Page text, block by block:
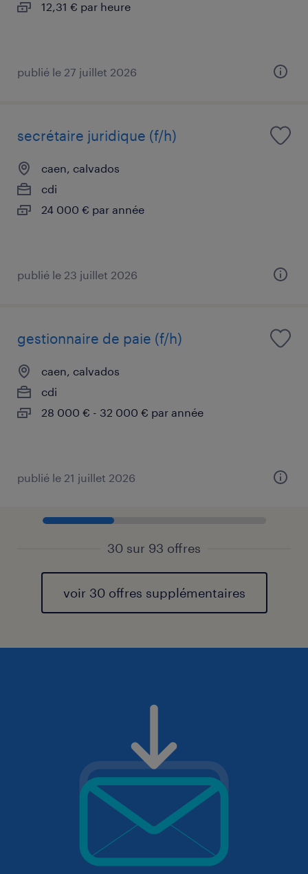
12,31 € par heure
publié le 27 juillet 2026
secrétaire juridique (f/h)
caen, calvados
cdi
24 000 € par année
publié le 23 juillet 2026
gestionnaire de paie (f/h)
caen, calvados
cdi
28 000 € - 32 000 € par année
publié le 21 juillet 2026
30 sur 93 offres
voir 30 offres supplémentaires